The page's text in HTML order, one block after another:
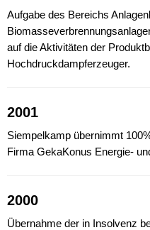
Aufgabe des Bereichs
auf die Aktivitäten der
Hochdruckdampferzeuger.
2001
Siempelkamp übernimmt
Firma GekaKonus Energie-
2000
Übernahme der in Insolvenz